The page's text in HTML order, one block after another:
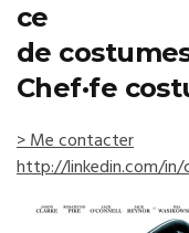
ce
de
Chef·fe
> Me contacter
http://linkedin.com/in/